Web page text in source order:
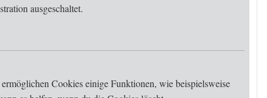
ausgeschaltet.
Cookies einige Funktionen, wie beispielsweise